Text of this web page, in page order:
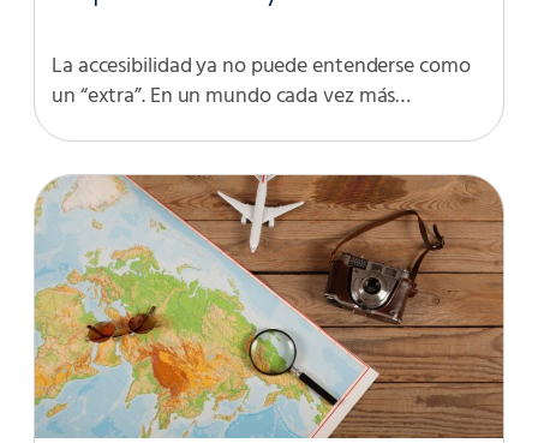
La accesibilidad ya no puede entenderse como
un “extra”. En un mundo cada vez más…